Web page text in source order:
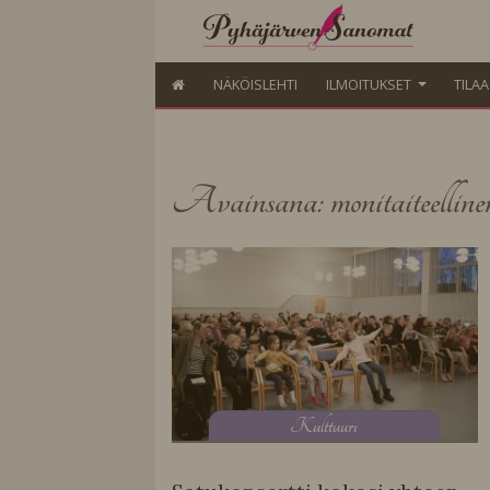
NÄKÖISLEHTI ILMOITUKSET
Avainsana:
Kulttuuri